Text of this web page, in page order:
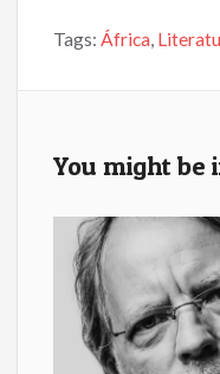
e
b
k
er l
Tags: África,
You might